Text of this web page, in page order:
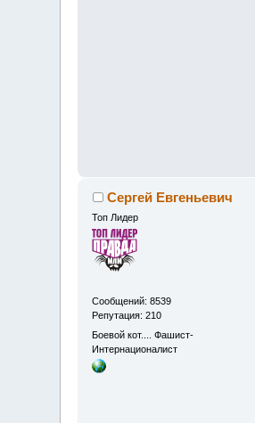
Сергей Евгеньевич
Топ Лидер
Сообщений: 8539
Репутация: 210
Боевой кот.... Фашист-
Интернационалист